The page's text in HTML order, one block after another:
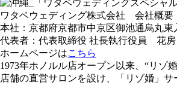
ワタベウェディング株式会社 会社概要
本社：京都府京都市中京区御池通烏丸
代表者：代表取締役 社長執行役員 花房
ホームページはこちら
1973年ホノルル店オープン以来、“リゾ
店舗の直営サロンを設け、「リゾ婚」